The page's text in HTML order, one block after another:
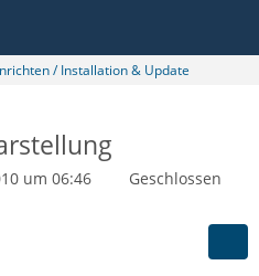
/ Installation & Update
um 06:46
Geschlossen